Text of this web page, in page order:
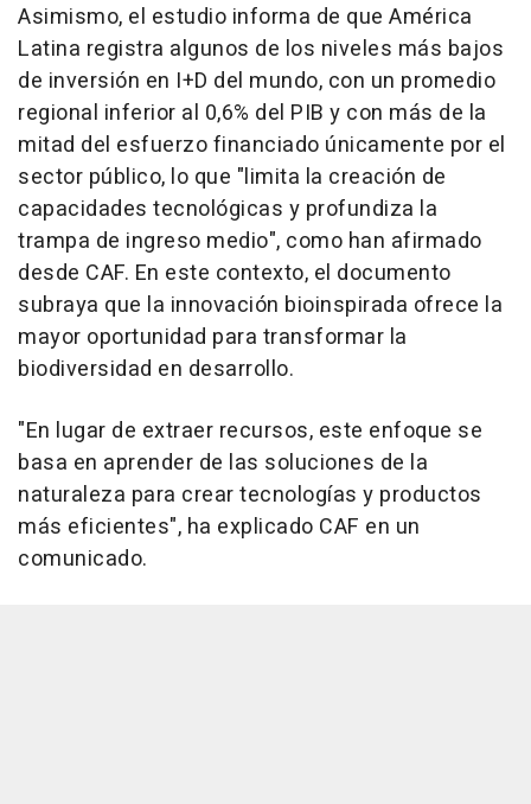
Asimismo, el estudio informa de que América
Latina registra algunos de los niveles más bajos
de inversión en I+D del mundo, con un promedio
regional inferior al 0,6% del PIB y con más de la
mitad del esfuerzo financiado únicamente por el
sector público, lo que "limita la creación de
capacidades tecnológicas y profundiza la
trampa de ingreso medio", como han afirmado
desde CAF. En este contexto, el documento
subraya que la innovación bioinspirada ofrece la
mayor oportunidad para transformar la
biodiversidad en desarrollo.
"En lugar de extraer recursos, este enfoque se
basa en aprender de las soluciones de la
naturaleza para crear tecnologías y productos
más eficientes", ha explicado CAF en un
comunicado.